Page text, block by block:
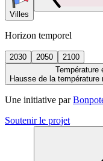
Villes
Horizon temporel
2030 2050
2100
Température
Hausse de la température
Une initiative par
Soutenir le projet